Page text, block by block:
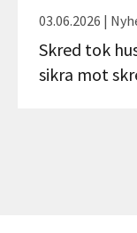
03.06.2026 |
Skred tok
sikra mot